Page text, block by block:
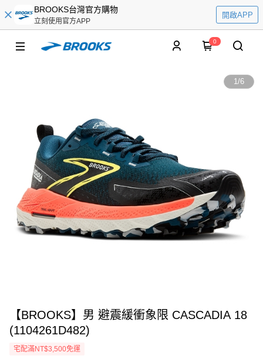
BROOKS台灣官方購物
立刻使用官方APP
開啟APP
0
1/6
【BROOKS】男 避震緩衝象限 CASCADIA 18
(1104261D482)
宅配滿NT$3,500免運